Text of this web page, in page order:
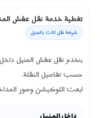
تغطية خدمة نقل عفش
شركة نقل اثاث بالمنيل
بنخدمنقل عفش المنيل
حسب تفاصيل النقلة.
ابعت اللوكيشن وصور